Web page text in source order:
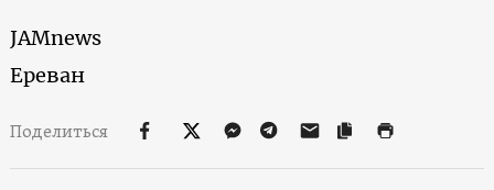
JAMnews
Ереван
Поделиться